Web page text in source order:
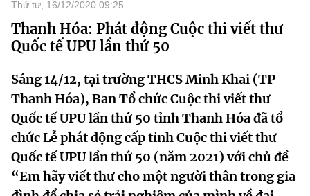
Danh mục
Trang chủ
Giới thiệu
Chức năng nhiệm vụ
Cơ cấu tổ chức
Lịch sử phát triển
Tin tức sự kiện
Khoa học và Công nghệ
Đổi mới sáng tạo
Dịch vụ công
Hệ thống văn bản
Thứ tư, 16/12/2020 09:25
Thanh Hóa: Phát động Cuộc thi viết thư
Quốc tế UPU lần thứ 50
Sáng 14/12, tại trường THCS Minh Khai (TP
Thanh Hóa), Ban Tổ chức Cuộc thi viết thư
Quốc tế UPU lần thứ 50 tỉnh Thanh Hóa đã tổ
chức Lễ phát động cấp tỉnh Cuộc thi viết thư
Quốc tế UPU lần thứ 50 (năm 2021) với chủ đề
“Em hãy viết thư cho một người thân trong gia